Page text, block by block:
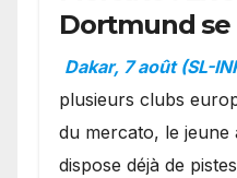
Dortmund
en favoris
Ibrahim
Dakar, 7 août (SL-
plusieurs clubs
du mercato, le jeune
dispose déjà de